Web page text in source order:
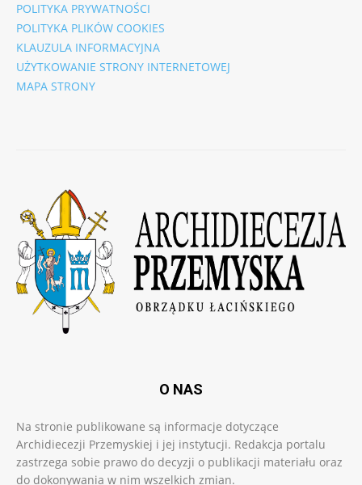
POLITYKA PRYWATNOŚCI
POLITYKA PLIKÓW COOKIES
KLAUZULA INFORMACYJNA
UŻYTKOWANIE STRONY INTERNETOWEJ
MAPA STRONY
O NAS
Na stronie publikowane są informacje dotyczące
Archidiecezji Przemyskiej i jej instytucji. Redakcja portalu
zastrzega sobie prawo do decyzji o publikacji materiału oraz
do dokonywania w nim wszelkich zmian.